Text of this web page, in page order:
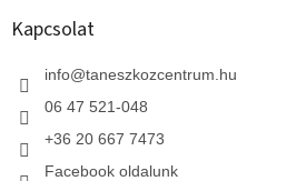
Kapcsolat
info@taneszkozcentrum.hu
06 47 521-048
+36 20 667 7473
Facebook oldalunk